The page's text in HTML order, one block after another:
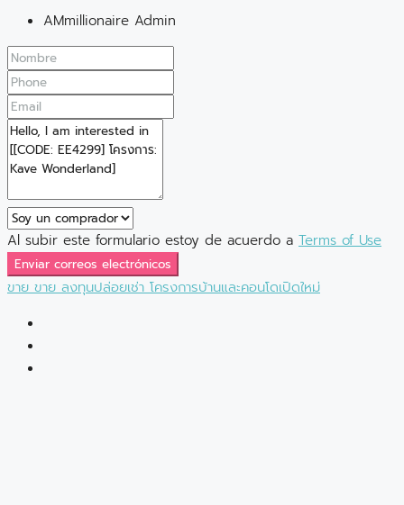
AMmillionaire Admin
Al subir este formulario estoy de acuerdo a Terms of Use
Enviar correos electrónicos
ขาย ขาย ลงทุนปล่อยเช่า โครงการบ้านและคอนโดเปิดใหม่